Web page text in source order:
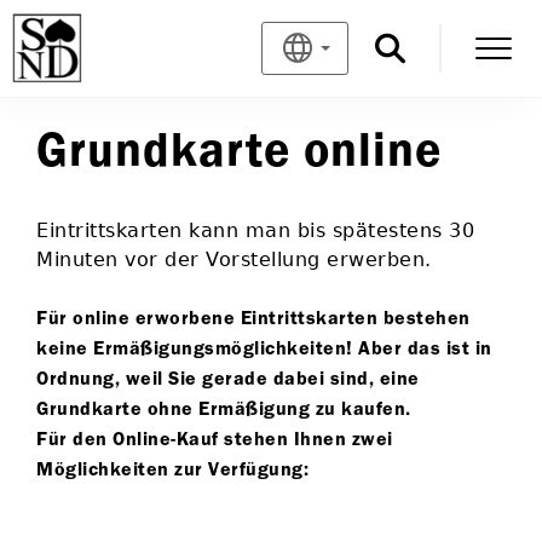
Grundkarte online
Eintrittskarten kann man bis spätestens 30
Minuten vor der Vorstellung erwerben.
Für online erworbene Eintrittskarten bestehen
keine Ermäßigungsmöglichkeiten! Aber das ist in
Ordnung, weil Sie gerade dabei sind, eine
Grundkarte ohne Ermäßigung zu kaufen.
Für den Online-Kauf stehen Ihnen zwei
Möglichkeiten zur Verfügung: